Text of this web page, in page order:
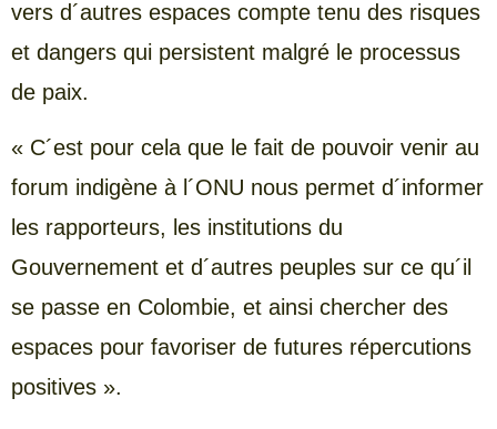
vers d´autres espaces compte tenu des risques
et dangers qui persistent malgré le processus
de paix.
« C´est pour cela que le fait de pouvoir venir au
forum indigène à l´ONU nous permet d´informer
les rapporteurs, les institutions du
Gouvernement et d´autres peuples sur ce qu´il
se passe en Colombie, et ainsi chercher des
espaces pour favoriser de futures répercutions
positives ».